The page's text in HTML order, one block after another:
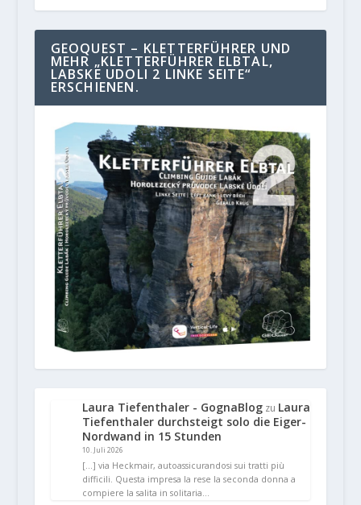
GEOQUEST – KLETTERFÜHRER UND
MEHR „KLETTERFÜHRER ELBTAL,
LABSKE UDOLI 2 LINKE SEITE“
ERSCHIENEN.
Laura Tiefenthaler - GognaBlogzu Laura
Tiefenthaler durchsteigt solo die Eiger-
Nordwand in 15 Stunden
10. Juli 2026
[…] via Heckmair, autoassicurandosi sui tratti più
difficili. Questa impresa la rese la seconda donna a
compiere la salita in solitaria…